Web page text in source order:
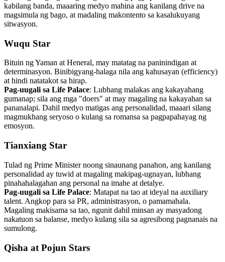
kabilang banda, maaaring medyo mahina ang kanilang drive na
magsimula ng bago, at madaling makontento sa kasalukuyang
sitwasyon.
Wuqu Star
Bituin ng Yaman at Heneral, may matatag na paninindigan at
determinasyon. Binibigyang-halaga nila ang kahusayan (efficiency)
at hindi natatakot sa hirap.
Pag-uugali sa Life Palace: Lubhang malakas ang kakayahang
gumanap; sila ang mga "doers" at may magaling na kakayahan sa
pananalapi. Dahil medyo matigas ang personalidad, maaari silang
magmukhang seryoso o kulang sa romansa sa pagpapahayag ng
emosyon.
Tianxiang Star
Tulad ng Prime Minister noong sinaunang panahon, ang kanilang
personalidad ay tuwid at magaling makipag-ugnayan, lubhang
pinahahalagahan ang personal na imahe at detalye.
Pag-uugali sa Life Palace: Matapat na tao at ideyal na auxiliary
talent. Angkop para sa PR, administrasyon, o pamamahala.
Magaling makisama sa tao, ngunit dahil minsan ay masyadong
nakatuon sa balanse, medyo kulang sila sa agresibong pagnanais na
sumulong.
Qisha at Pojun Stars